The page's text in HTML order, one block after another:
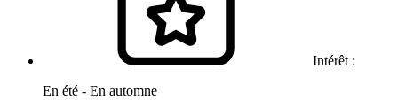
Intérêt :
En été - En automne